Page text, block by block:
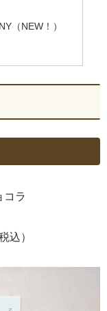
（NEW！）
コラ
込）